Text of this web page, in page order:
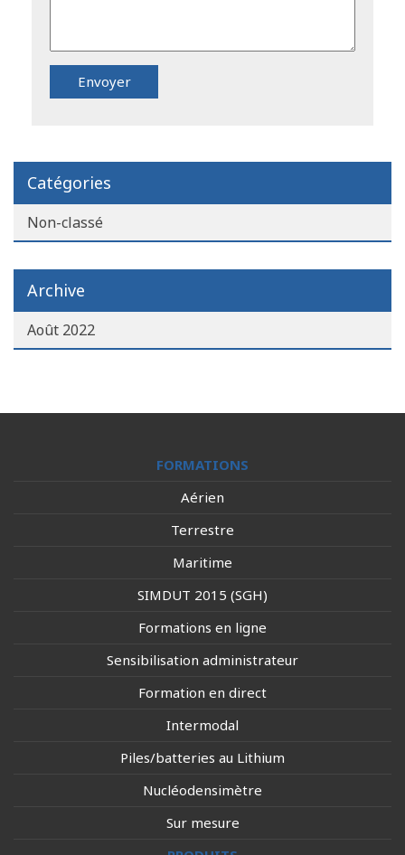
Catégories
Non-classé
Archive
Août 2022
FORMATIONS
Aérien
Terrestre
Maritime
SIMDUT 2015 (SGH)
Formations en ligne
Sensibilisation administrateur
Formation en direct
Intermodal
Piles/batteries au Lithium
Nucléodensimètre
Sur mesure